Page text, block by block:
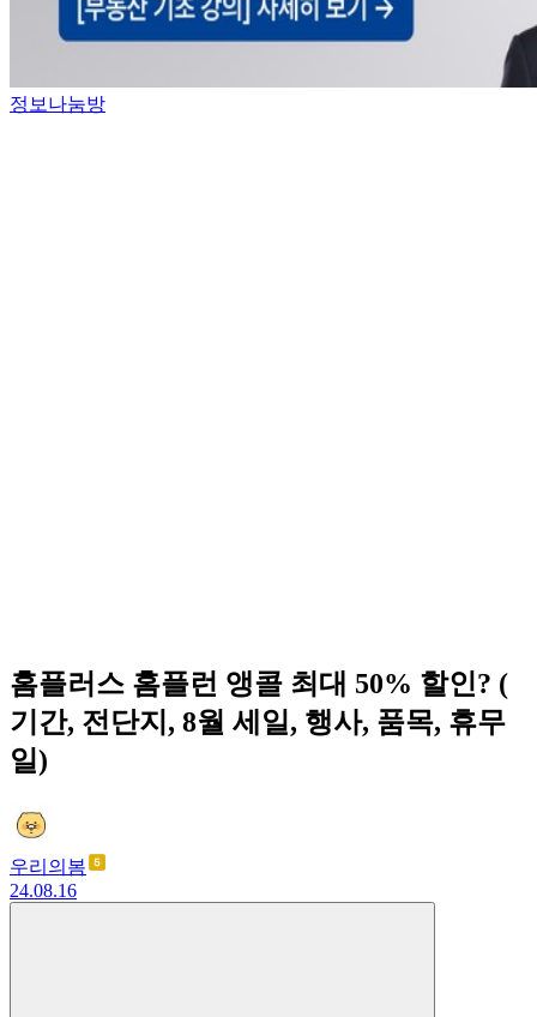
정보나눔방
홈플러스 홈플런 앵콜 최대 50% 할인? (
기간, 전단지, 8월 세일, 행사, 품목, 휴무
일)
우리의봄
24.08.16